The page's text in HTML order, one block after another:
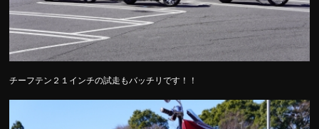
チーフテン２１インチの試走もバッチリです！！